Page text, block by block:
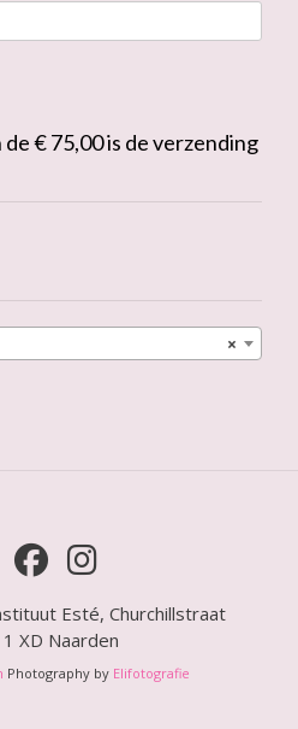
€ 75,00 is de verzending
×
Esté, Churchillstraat
XD Naarden
Photography by Elifotografie